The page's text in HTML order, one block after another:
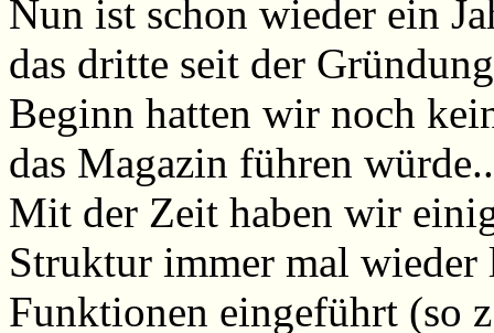
Nun ist schon wieder ein
das dritte seit der
Beginn hatten wir noch
das Magazin führen
Mit der Zeit haben wir
Struktur immer mal wieder
Funktionen eingeführt (so